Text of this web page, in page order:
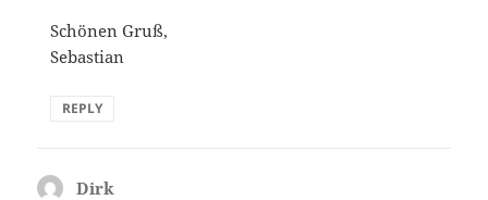
Schönen Gruß,
Sebastian
REPLY
Dirk